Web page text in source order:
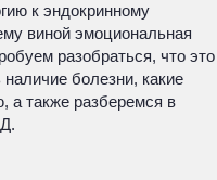
к эндокринному
виной эмоциональная
разобраться, что это
болезни, какие
а также разберемся в